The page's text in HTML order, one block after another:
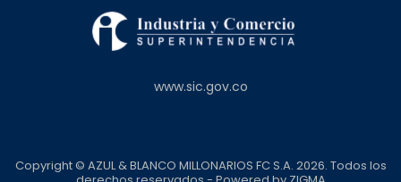
www.sic.gov.co
Copyright © AZUL & BLANCO MILLONARIOS FC S.A. 2026. Todos los